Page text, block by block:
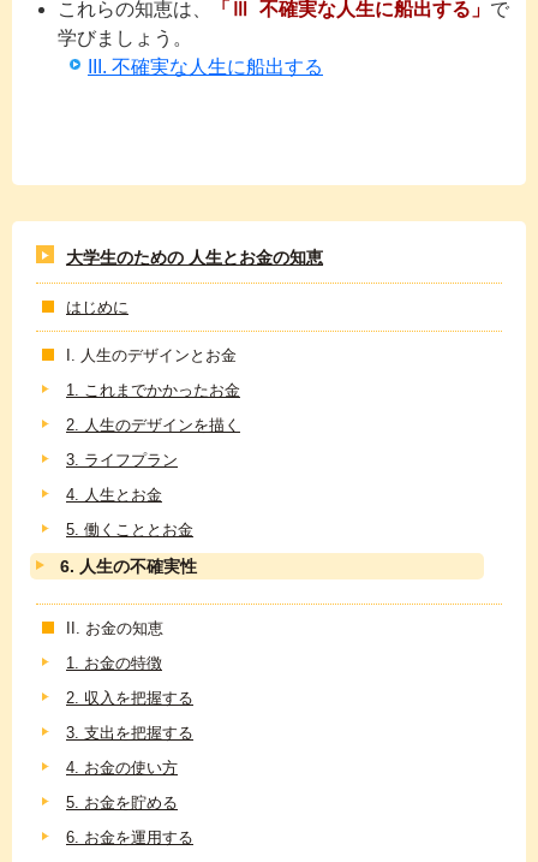
これらの知恵は、 「Ⅲ 不確実な人生に船出する」 で
学びましょう。
III. 不確実な人生に船出する
大学生のための 人生とお金の知恵
はじめに
I. 人生のデザインとお金
1. これまでかかったお金
2. 人生のデザインを描く
3. ライフプラン
4. 人生とお金
5. 働くこととお金
6. 人生の不確実性
II. お金の知恵
1. お金の特徴
2. 収入を把握する
3. 支出を把握する
4. お金の使い方
5. お金を貯める
6. お金を運用する